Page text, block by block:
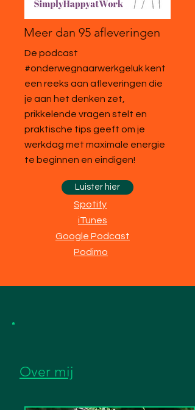
Meer dan 95 afleveringen
De podcast
#onderwegnaarwerkgeluk kent
een reeks aan afleveringen die
je aan het denken zet,
prikkelende vragen stelt en
praktische tips geeft om je
werkdag met maximale energie
te beginnen en eindigen!
Luister hier
Spotify
iTunes
Google Podcast
Podimo
Over mij